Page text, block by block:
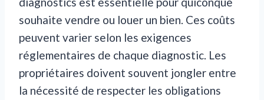
souhaite vendre ou louer un bien. Ces coûts
peuvent varier selon les exigences
réglementaires de chaque diagnostic. Les
propriétaires doivent souvent jongler entre
la nécessité de respecter les obligations